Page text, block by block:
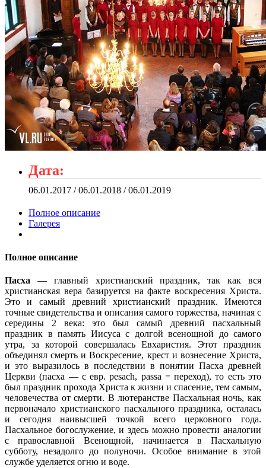
Дата:
06.01.2017 / 06.01.2018 / 06.01.2019
Полное описание
Галерея
Полное описание
Пасха — главный христианский праздник, так как вся
христианская вера базируется на факте воскресения Христа.
Это и самый древний христианский праздник. Имеются
точные свидетельства и описания самого торжества, начиная с
середины 2 века: это был самый древний пасхальный
праздник в память Иисуса с долгой всенощной до самого
утра, за которой совершалась Евхаристия. Этот праздник
объединял смерть и Воскресение, крест и вознесение Христа,
и это выразилось в последствии в понятии Пасха древней
Церкви (пасха — с евр. pesach, passa = переход), то есть это
был праздник прохода Христа к жизни и спасение, тем самым,
человечества от смерти. В лютеранстве Пасхальная ночь, как
первоначало христианского пасхального праздника, осталась
и сегодня наивысшей точкой всего церковного года.
Пасхальное богослужение, и здесь можно провести аналогии
с православной Всенощной, начинается в Пасхальную
субботу, незадолго до полуночи. Особое внимание в этой
службе уделяется огню и воде.